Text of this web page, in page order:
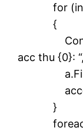
for (int i
{
acc thu {0}:
}
foreach